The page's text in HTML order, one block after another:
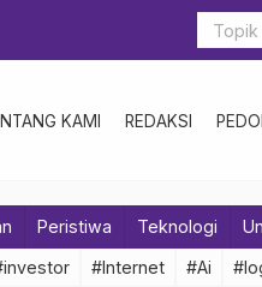
KAMI REDAKSI
Peristiwa Teknologi
#Internet #Ai